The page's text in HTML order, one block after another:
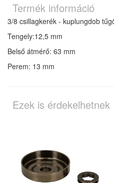
Termék információ
3/8 csillagkerék - kuplungdob
Tengely:12,5 mm
Belső átmérő: 63 mm
Perem: 13 mm
Ezek is érdekelhetnek